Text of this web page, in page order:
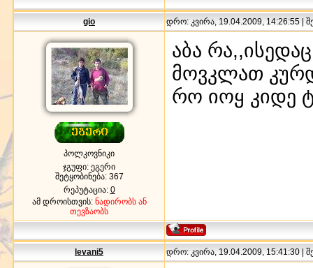
gio დრო: კვირა, 19.04.2009, 14:26:55 |
პოლკოვნიკი
ჯგუფი: ეგერი
შეტყობინება: 367
რეპუტაცია: 0
ამ დროისთვის: ნადირობს ან
თევზაობს
აბა
მოვკლათ
რო იოყ კიდე
levani5 დრო: კვირა, 19.04.2009, 15:41:30 |